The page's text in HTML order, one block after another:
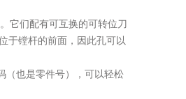
它们配有可互换的可转位刀
于镗杆的前面，因此孔可以
（也是零件号），可以轻松